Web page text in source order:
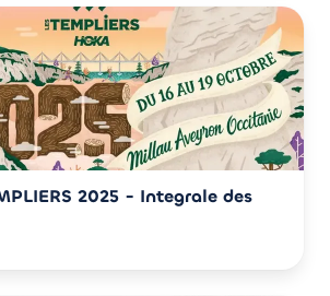
2025 - Integrale des